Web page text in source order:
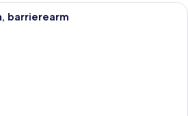
Ein Hotelzimmer mit Bett,
barrierearm